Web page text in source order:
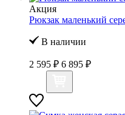
Акция
Рюкзак маленький
В наличии
2 595 ₽ 6 895 ₽